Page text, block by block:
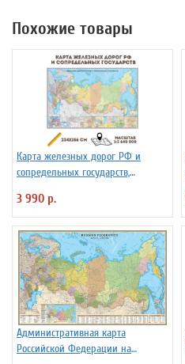
Похожие товары
Карта железных дорог РФ и
сопредельных государств,
3 990 р.
Административная карта
Российской Федерации на